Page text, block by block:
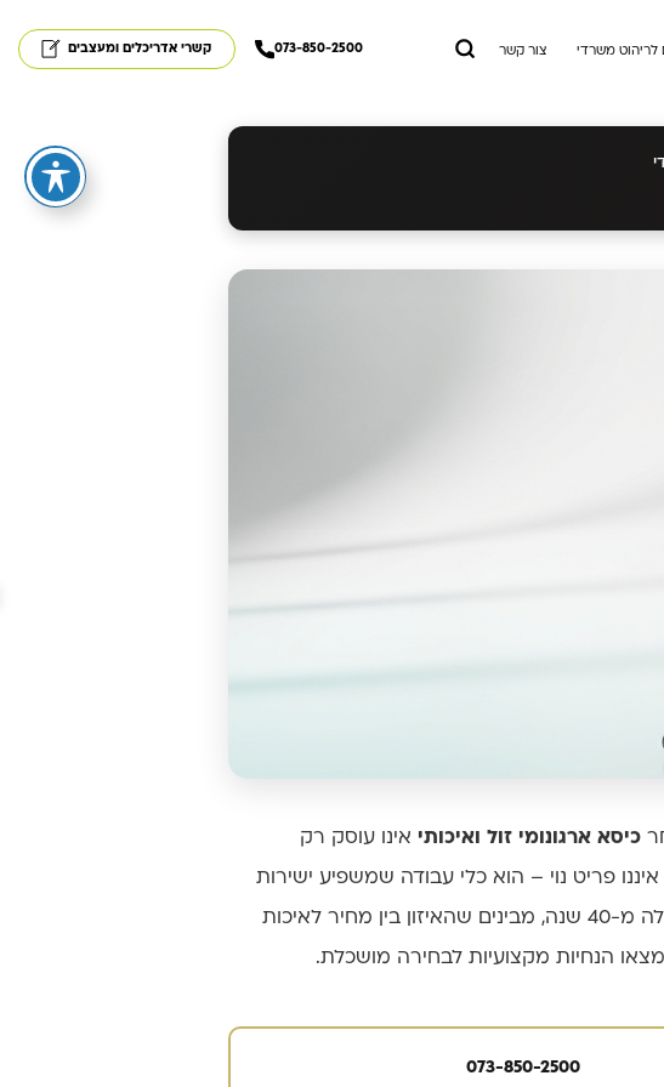
לריהוט משרדי צור קשר קשרי אדריכלים ומעצבים 073-850-2500
כיסא ארגונומי זול ואיכותי אינו עוסק רק
פריט נוי – הוא כלי עבודה שמשפיע ישירות
על כאבי גב, על ריכוז ועל יעילות יומיומית. אנו ב-OREN ריהוט משרדי, עם ניסיון של למעלה מ-40 שנה, מבינים שהאיזון בין מחיר לאיכות
הנחיות מקצועיות לבחירה מושכלת.
073-850-2500